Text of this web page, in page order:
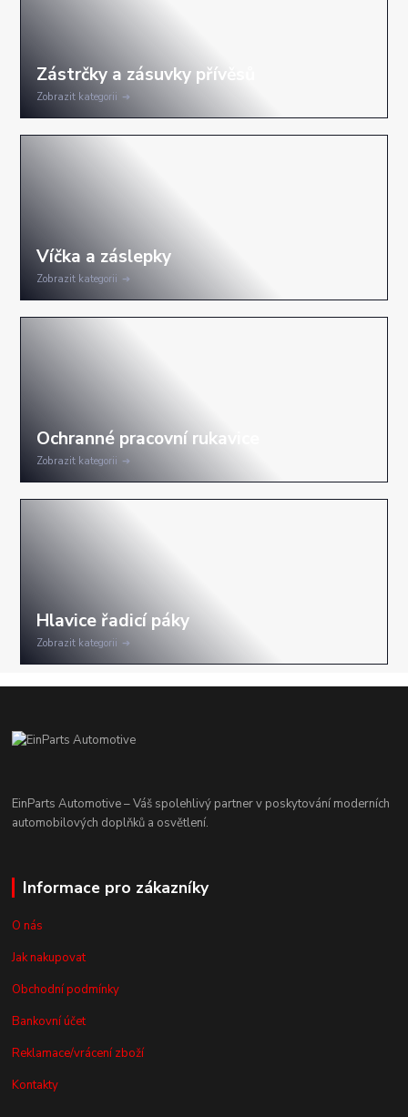
Zobrazit kategorii
Zobrazit kategorii
Zobrazit kategorii
Zobrazit kategorii
EinParts Automotive – Váš spolehlivý partner v poskytování moderních
automobilových doplňků a osvětlení.
Informace pro zákazníky
O nás
Jak nakupovat
Obchodní podmínky
Bankovní účet
Reklamace/vrácení zboží
Kontakty